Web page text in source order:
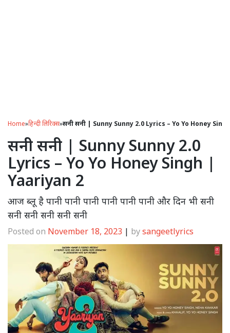
Home»हिन्दी लिरिक्स»सनी सनी | Sunny Sunny 2.0 Lyrics – Yo Yo Honey
सनी सनी | Sunny Sunny 2.0
Lyrics – Yo Yo Honey Singh |
Yaariyan 2
आज ब्लू है पानी पानी पानी पानी पानी पानी और दिन भी सनी
सनी सनी सनी सनी सनी
Posted on November 18, 2023 | bysangeetlyrics